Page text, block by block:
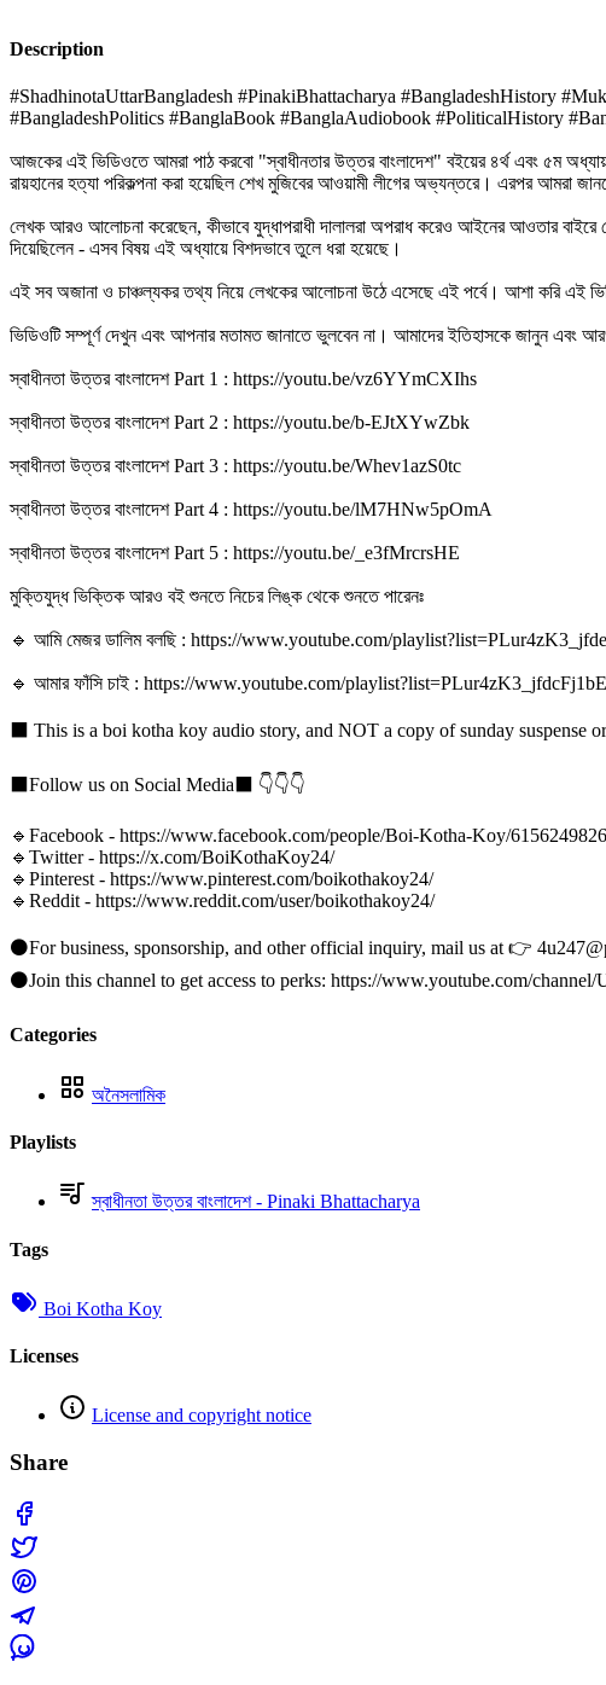
Description
#ShadhinotaUttarBangladesh #PinakiBhattacharya #BangladeshHistory
#BangladeshPolitics #BanglaBook #BanglaAudiobook #PoliticalHistory
আজকের এই ভিডিওতে আমরা পাঠ করবো "স্বাধীনতার উত্তর বাংলাদেশ" বইয়ের ৪র্থ এবং ৫ম
রায়হানের হত্যা পরিকল্পনা করা হয়েছিল শেখ মুজিবের আওয়ামী লীগের অভ্যন্তরে। এরপর আমরা
লেখক আরও আলোচনা করেছেন, কীভাবে যুদ্ধাপরাধী দালালরা অপরাধ করেও আইনের আওতার বাইরে
দিয়েছিলেন - এসব বিষয় এই অধ্যায়ে বিশদভাবে তুলে ধরা হয়েছে।
এই সব অজানা ও চাঞ্চল্যকর তথ্য নিয়ে লেখকের আলোচনা উঠে এসেছে এই পর্বে। আশা করি এই
ভিডিওটি সম্পূর্ণ দেখুন এবং আপনার মতামত জানাতে ভুলবেন না। আমাদের ইতিহাসকে জানুন এবং
স্বাধীনতা উত্তর বাংলাদেশ Part 1 : https://youtu.be/vz6YYmCXIhs
স্বাধীনতা উত্তর বাংলাদেশ Part 2 : https://youtu.be/b-EJtXYwZbk
স্বাধীনতা উত্তর বাংলাদেশ Part 3 : https://youtu.be/Whev1azS0tc
স্বাধীনতা উত্তর বাংলাদেশ Part 4 : https://youtu.be/lM7HNw5pOmA
স্বাধীনতা উত্তর বাংলাদেশ Part 5 : https://youtu.be/_e3fMrcrsHE
মুক্তিযুদ্ধ ভিক্তিক আরও বই শুনতে নিচের লিঙ্ক থেকে শুনতে পারেনঃ
🔹 আমি মেজর ডালিম বলছি : https://www.youtube.com/
🔹 আমার ফাঁসি চাই : https://www.youtube.com/
⬛ This is a boi kotha koy audio story, and NOT a copy of sunday
⬛Follow us on Social Media⬛ 👇👇👇
🔹Facebook - https://www.facebook.com/people/Boi-Kotha-Koy/
🔹Twitter - https://x.com/BoiKothaKoy24/
🔹Pinterest - https://www.pinterest.com/boikothakoy24/
🔹Reddit - https://www.reddit.com/user/boikothakoy24/
⚫For business, sponsorship, and other official inquiry, mail us at 👉
⚫Join this channel to get access to perks: https://www.youtube.com/
Categories
অনৈসলামিক
Playlists
স্বাধীনতা উত্তর বাংলাদেশ - Pinaki Bhattacharya
Tags
Boi Kotha Koy
Licenses
License and copyright notice
Share